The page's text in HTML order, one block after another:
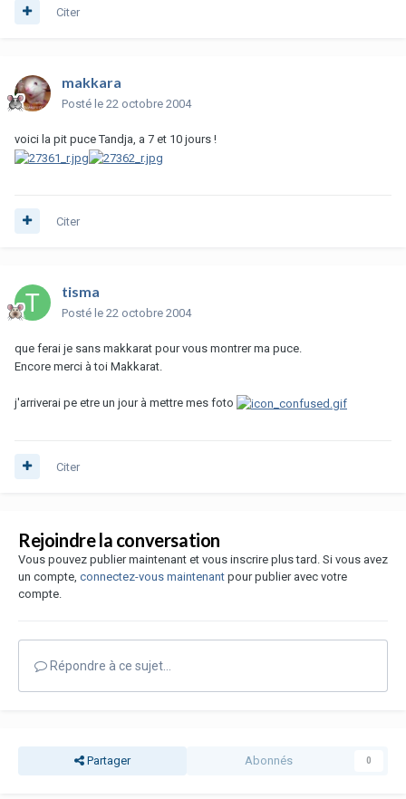
Citer
makkara
Posté le 22 octobre 2004
voici la pit puce Tandja, a 7 et 10 jours !
Citer
tisma
Posté le 22 octobre 2004
que ferai je sans makkarat pour vous montrer ma puce.
Encore merci à toi Makkarat.
j'arriverai pe etre un jour à mettre mes foto
Citer
Rejoindre la conversation
Vous pouvez publier maintenant et vous inscrire plus tard. Si vous avez
un compte, connectez-vous maintenant pour publier avec votre
compte.
Répondre à ce sujet…
Partager Abonnés 0